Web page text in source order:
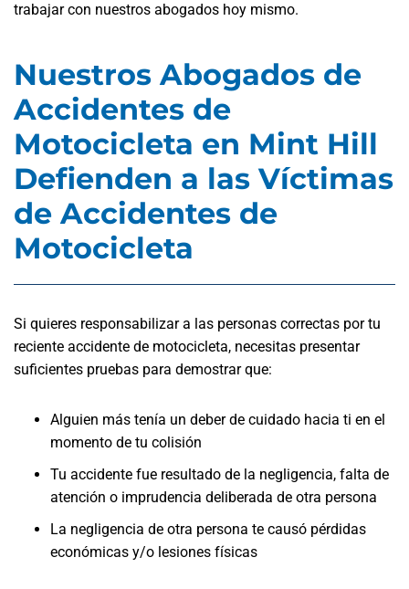
trabajar con nuestros abogados hoy mismo.
Nuestros Abogados de
Accidentes de
Motocicleta en Mint Hill
Defienden a las Víctimas
de Accidentes de
Motocicleta
Si quieres responsabilizar a las personas correctas por tu
reciente accidente de motocicleta, necesitas presentar
suficientes pruebas para demostrar que:
Alguien más tenía un deber de cuidado hacia ti en el
momento de tu colisión
Tu accidente fue resultado de la negligencia, falta de
atención o imprudencia deliberada de otra persona
La negligencia de otra persona te causó pérdidas
económicas y/o lesiones físicas